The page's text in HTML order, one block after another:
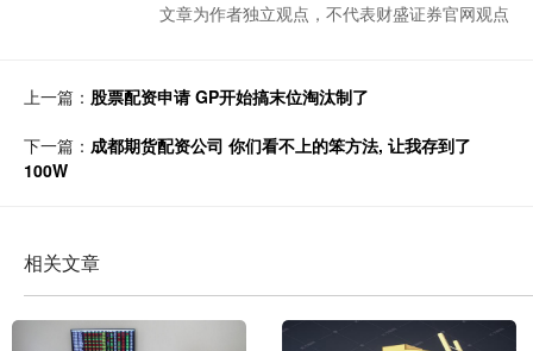
文章为作者独立观点，不代表财盛证券官网观点
上一篇： 股票配资申请 GP开始搞末位淘汰制了
下一篇： 成都期货配资公司 你们看不上的笨方法, 让我存到了
100W
相关文章